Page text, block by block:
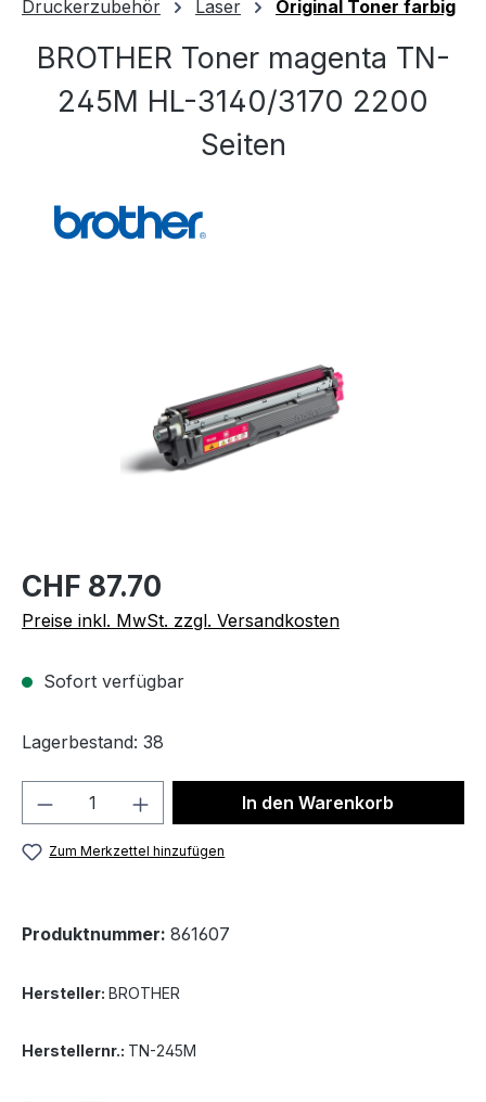
Druckerzubehör Laser Original Toner farbig
BROTHER Toner magenta TN-
245M HL-3140/3170 2200
Seiten
CHF 87.70
Preise inkl. MwSt. zzgl. Versandkosten
Sofort verfügbar
Lagerbestand: 38
Produkt Anzahl: Gib denIn den Warenkorb
Zum Merkzettel hinzufügen
Produktnummer: 861607
Hersteller: BROTHER
Herstellernr.: TN-245M